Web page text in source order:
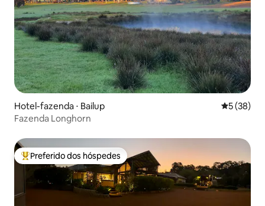
Hotel-fazenda ⋅ Bailup 5 de uma
5 (38)
Fazenda Longhorn
Entre os melhores preferidos dos hóspedes
Preferido dos hóspedes